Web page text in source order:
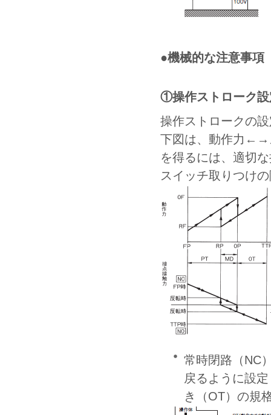
●機械的な注意事項
①操作ストローク設
操作ストロークの
下図は、動作力←→
を得るには、適切
スイッチ取りつけ
常時閉路（NC
戻るように設
き（OT）の規